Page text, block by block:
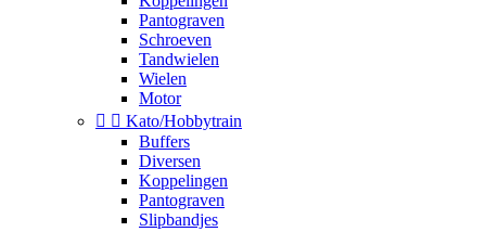
Pantograven
Schroeven
Tandwielen
Wielen
Motor
  Kato/Hobbytrain
Buffers
Diversen
Koppelingen
Pantograven
Slipbandjes